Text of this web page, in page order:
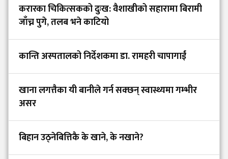
करारका चिकित्सकको दुःख: वैशाखीको सहारामा बिरामी
जाँच्न पुगे, तलब भने काटियो
कान्ति अस्पतालको निर्देशकमा डा. रामहरी चापागाईं
खाना लगत्तैका यी बानीले गर्न सक्छन् स्वास्थ्यमा गम्भीर
असर
बिहान उठ्नेबित्तिकै के खाने, के नखाने?